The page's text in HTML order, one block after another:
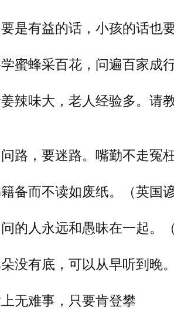
有益的话，小孩的话也
蜂采百花，问遍百家成
味大，老人经验多。请
，要迷路。嘴勤不走冤
而不读如废纸。（英国
人永远和愚昧在一起。
有底，可以从早听到晚
难事，只要肯登攀